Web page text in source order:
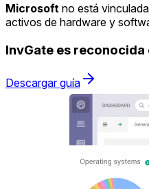
Microsoft no está
activos de hardware y
InvGate es
Descargar guía